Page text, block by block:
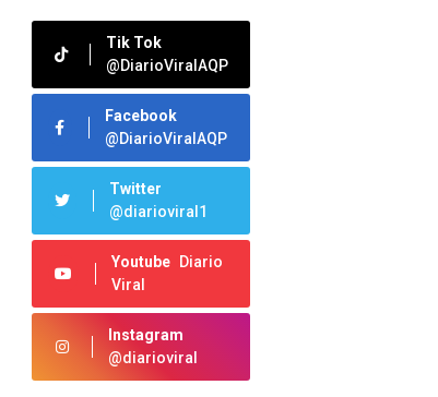
Tik Tok
@DiarioViralAQP
Facebook
@DiarioViralAQP
Twitter
@diarioviral1
Youtube
Diario
Viral
Instagram
@diarioviral